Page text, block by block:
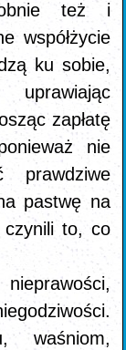
też i
współżycie
ku sobie,
zapłatę
nie
prawdziwe
pastwę na
to, co
waśniom,